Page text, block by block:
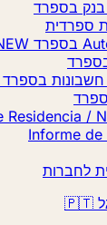
NEW
בספרד
de